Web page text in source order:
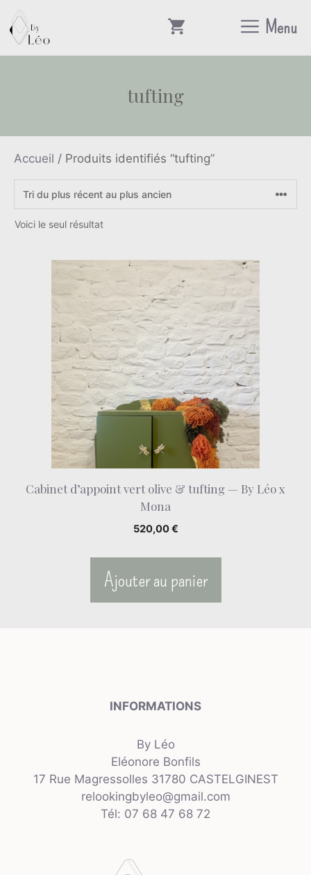
Aller
au
contenu
Menu
tufting
Accueil / Produits identifiés “tufting”
Voici le seul résultat
Cabinet d’appoint vert olive & tufting — By Léo x
Mona
520,00€
Ajouter au panier
INFORMATIONS
By Léo
Eléonore Bonfils
17 Rue Magressolles 31780 CASTELGINEST
relookingbyleo@gmail.com
Tél: 07 68 47 68 72